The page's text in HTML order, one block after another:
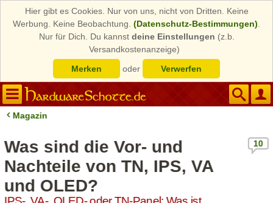
Hier gibt es Cookies. Nur von uns, nicht von Dritten. Keine
Werbung. Keine Beobachtung. (Datenschutz-Bestimmungen)
Nur für Dich. Du kannst deine Einstellungen (z.b.
Versandkostenanzeige)
Merken
oder Verwerfen
Magazin
Was sind die Vor- und
Nachteile von TN, IPS, VA
und OLED?
10